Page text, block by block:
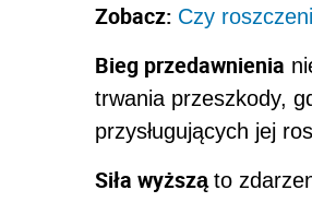
Zobacz: Czy
Bieg przedawnienia
trwania przeszkody,
przysługujących jej
Siła wyższąto